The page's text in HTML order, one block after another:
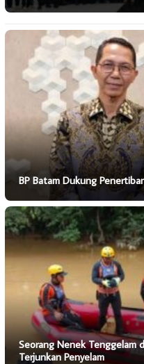
BP Batam Dukung
Seorang Nenek Tenggelam
Terjunkan Penyelam